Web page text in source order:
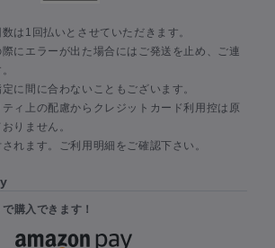
は1回払いとさせていただきます。
にエラーが出た場合にはご発送を止め、ご連
に間に合わないこともございます。
ィ上の配慮からクレジットカード利用控は原
りません。
れます。ご利用明細をご確認下さい。
購入できます！